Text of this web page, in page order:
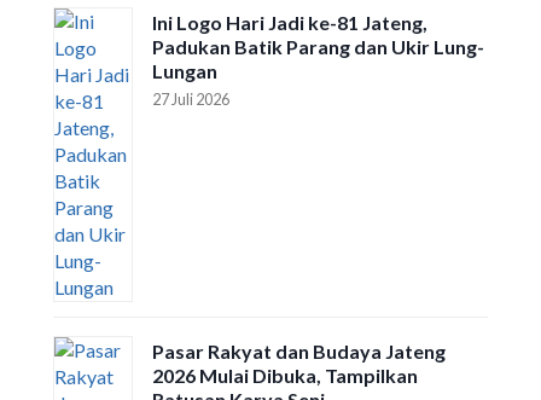
Ini Logo Hari Jadi ke-81 Jateng,
Padukan Batik Parang dan Ukir Lung-
Lungan
27 Juli 2026
Pasar Rakyat dan Budaya Jateng
2026 Mulai Dibuka, Tampilkan